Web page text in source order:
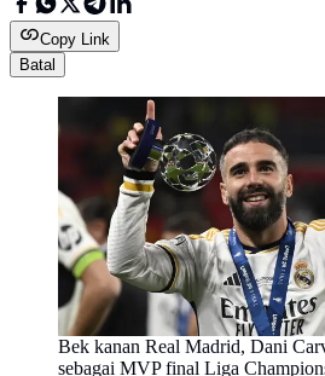
Copy Link
Batal
Bek kanan Real Madrid, Dani
sebagai MVP final Liga